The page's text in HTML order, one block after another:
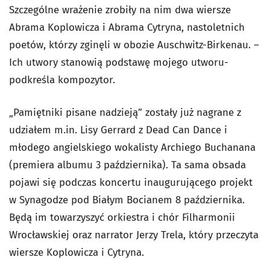
Szczególne wrażenie zrobiły na nim dwa wiersze
Abrama Koplowicza i Abrama Cytryna, nastoletnich
poetów, którzy zginęli w obozie Auschwitz-Birkenau. –
Ich utwory stanowią podstawę mojego utworu-
podkreśla kompozytor.
„Pamiętniki pisane nadzieją” zostały już nagrane z
udziałem m.in. Lisy Gerrard z Dead Can Dance i
młodego angielskiego wokalisty Archiego Buchanana
(premiera albumu 3 października). Ta sama obsada
pojawi się podczas koncertu inaugurującego projekt
w Synagodze pod Białym Bocianem 8 października.
Będą im towarzyszyć orkiestra i chór Filharmonii
Wrocławskiej oraz narrator Jerzy Trela, który przeczyta
wiersze Koplowicza i Cytryna.